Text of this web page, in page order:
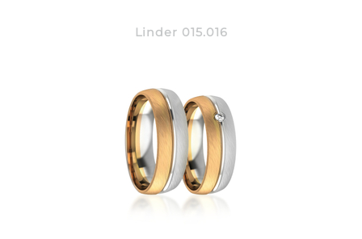
Linder 015.016